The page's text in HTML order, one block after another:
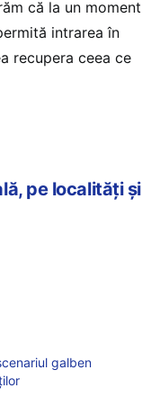
că la un moment
intrarea în
recupera ceea ce
pe localități și
galben